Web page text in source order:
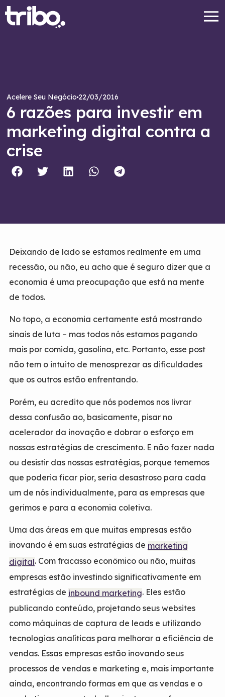
Acelere Seu Negócio22/03/2016
6 razões para investir em
marketing digital contra a
crise
Deixando de lado se estamos realmente em uma
recessão, ou não, eu acho que é seguro dizer que a
economia é uma preocupação que está na mente
de todos.
No topo, a economia certamente está mostrando
sinais de luta – mas todos nós estamos pagando
mais por comida, gasolina, etc. Portanto, esse post
não tem o intuito de menosprezar as dificuldades
que os outros estão enfrentando.
Porém, eu acredito que nós podemos nos livrar
dessa confusão ao, basicamente, pisar no
acelerador da inovação e dobrar o esforço em
nossas estratégias de crescimento. E não fazer nada
ou desistir das nossas estratégias, porque tememos
que poderia ficar pior, seria desastroso para cada
um de nós individualmente, para as empresas que
gerimos e para a economia coletiva.
Uma das áreas em que muitas empresas estão
inovando é em suas estratégias de marketing
digital. Com fracasso econômico ou não, muitas
empresas estão investindo significativamente em
estratégias de inbound marketing. Eles estão
publicando conteúdo, projetando seus websites
como máquinas de captura de leads e utilizando
tecnologias analíticas para melhorar a eficiência de
vendas. Essas empresas estão inovando seus
processos de vendas e marketing e, mais importante
ainda, encontrando formas em que as vendas e o